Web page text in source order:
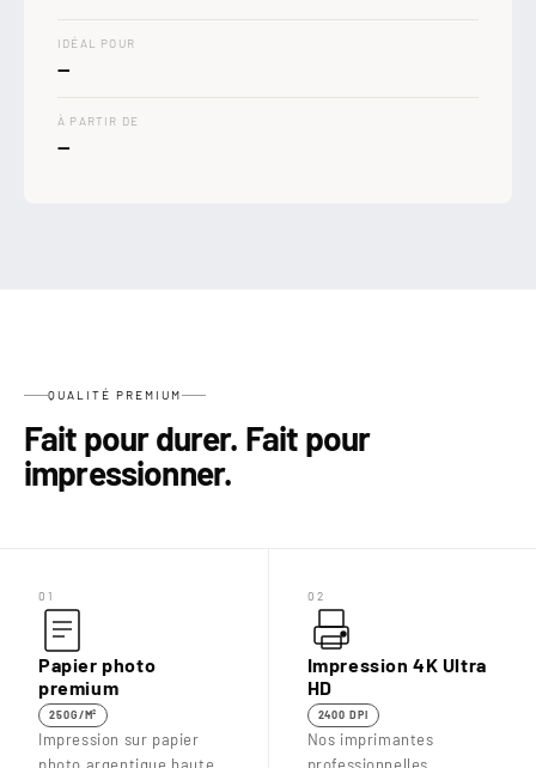
IDÉAL POUR
—
À PARTIR DE
—
QUALITÉ PREMIUM
Fait pour durer. Fait pour
impressionner.
01
Papier photo
premium
250G/M²
Impression sur papier
02
Impression 4K Ultra
HD
2400 DPI
Nos imprimantes